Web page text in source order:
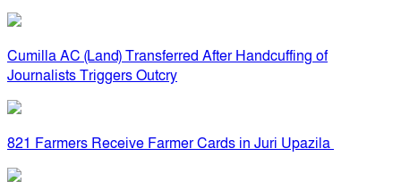
Cumilla AC (Land) Transferred After Handcuffing of
Journalists Triggers Outcry
821 Farmers Receive Farmer Cards in Juri Upazila